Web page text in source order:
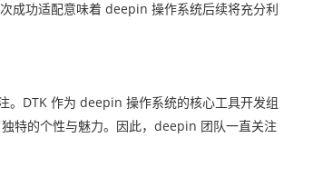
成功适配意味着 deepin 操作系统后续将充分利
。DTK 作为 deepin 操作系统的核心工具开发组
特的个性与魅力。因此，deepin 团队一直关注